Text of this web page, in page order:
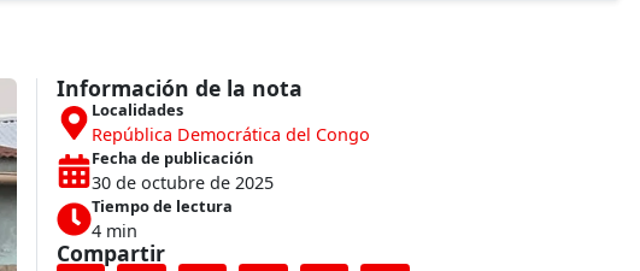
Información de la nota
Localidades
República Democrática del Congo
Fecha de publicación
30 de octubre de 2025
Tiempo de lectura
4 min
Compartir